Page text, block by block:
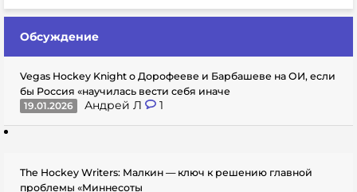
Обсуждение
Vegas Hockey Knight о Дорофееве и Барбашеве на ОИ, если
бы Россия «научилась вести себя иначе
19.01.2026
Андрей Л 1
The Hockey Writers: Малкин — ключ к решению главной
проблемы «Миннесоты